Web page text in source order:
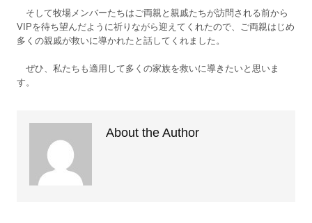
そして牧場メンバーたちはご両親と親戚たちが訪問される前から
VIPを待ち望んだように祈りながら迎えてくれたので、ご両親はじめ
多くの親戚が救いに導かれたと話してくれました。
ぜひ、私たちも適用して多くの家族を救いに導きたいと思いま
す。
About the Author